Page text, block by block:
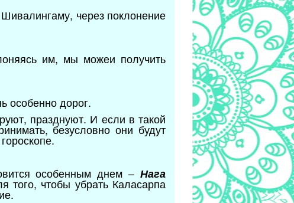
через поклонение
им, мы можеи получить
особенно дорог.
празднуют. И если в такой
безусловно они будут
особенным днем – Нага
того, чтобы убрать Каласарпа